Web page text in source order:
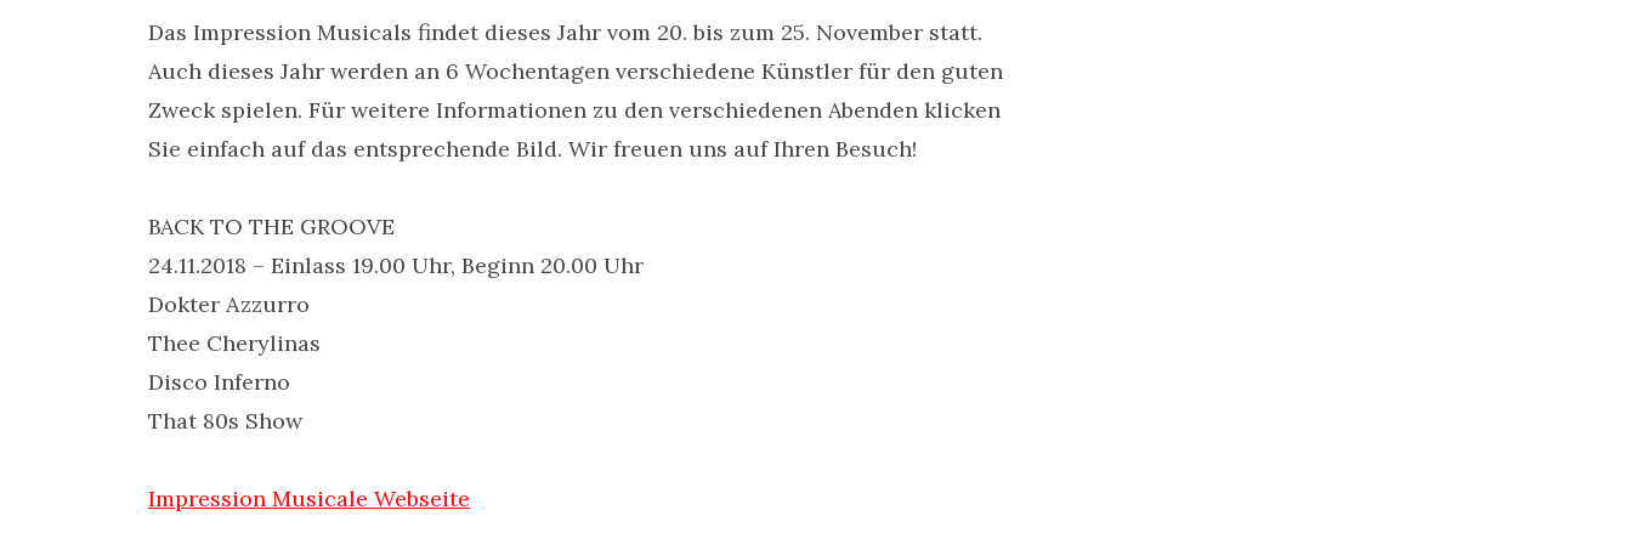
Das Impression Musicals findet dieses Jahr vom 20. bis zum 25. November statt.
Auch dieses Jahr werden an 6 Wochentagen verschiedene Künstler für den guten
Zweck spielen. Für weitere Informationen zu den verschiedenen Abenden klicken
Sie einfach auf das entsprechende Bild. Wir freuen uns auf Ihren Besuch!
BACK TO THE GROOVE
24.11.2018 – Einlass 19.00 Uhr, Beginn 20.00 Uhr
Dokter Azzurro
Thee Cherylinas
Disco Inferno
That 80s Show
Impression Musicale Webseite